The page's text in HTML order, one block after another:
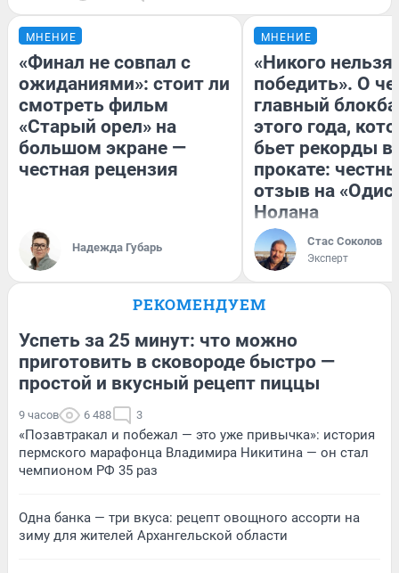
МНЕНИЕ
«Финал не совпал с
ожиданиями»: стоит ли
смотреть фильм
«Старый орел» на
большом экране —
честная рецензия
Надежда Губарь
МНЕНИЕ
«Никого нельзя
победить». О
главный
этого года,
бьет рекорды в
прокате:
отзыв на
Нолана
Стас Соколов
Эксперт
РЕКОМЕНДУЕМ
Успеть за 25 минут: что можно
приготовить в сковороде быстро —
простой и вкусный рецепт пиццы
9 часов 6 488 3
«Позавтракал и побежал — это уже привычка»: история
пермского марафонца Владимира Никитина — он стал
чемпионом РФ 35 раз
Одна банка — три вкуса: рецепт овощного ассорти на
зиму для жителей Архангельской области